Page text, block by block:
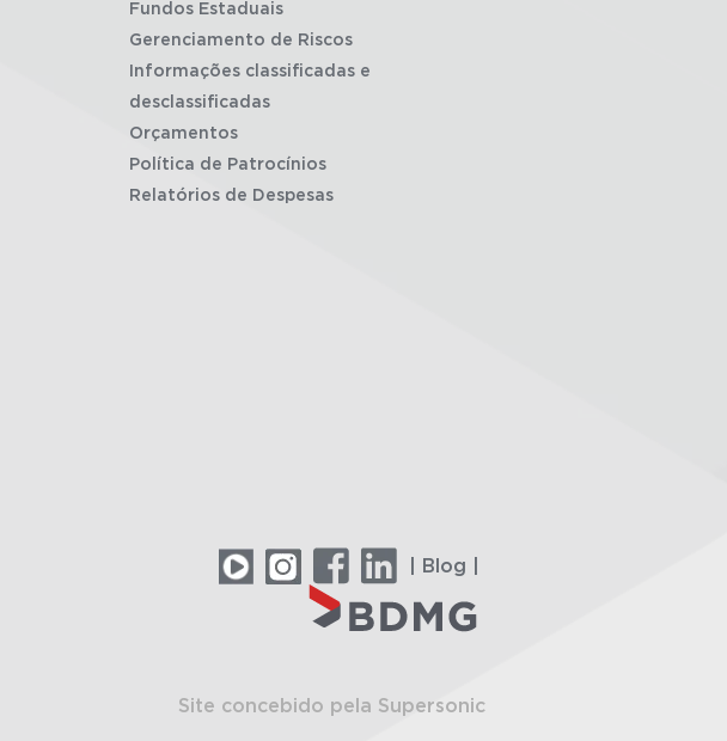
Fundos Estaduais
Gerenciamento de Riscos
Informações classificadas e
desclassificadas
Orçamentos
Política de Patrocínios
Relatórios de Despesas
| Blog |
Site concebido pela Supersonic